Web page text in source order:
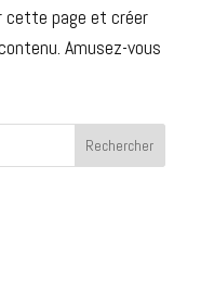
cette page et créer
Amusez-vous